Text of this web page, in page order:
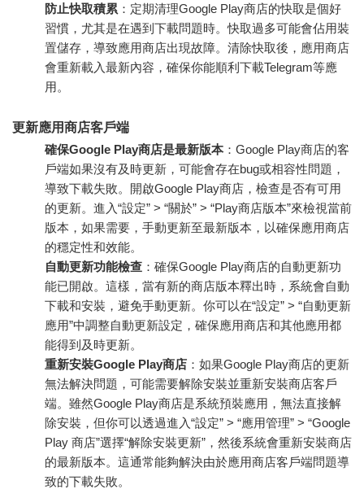
防止快取積累 ：定期清理Google Play商店的快取是個好
習慣，尤其是在遇到下載問題時。快取過多可能會佔用裝
置儲存，導致應用商店出現故障。清除快取後，應用商店
會重新載入最新內容，確保你能順利下載Telegram等應
用。
更新應用商店客戶端
確保Google Play商店是最新版本：Google Play商店的客
戶端如果沒有及時更新，可能會存在bug或相容性問題，
導致下載失敗。開啟Google Play商店，檢查是否有可用
的更新。進入“設定” > “關於” > “Play商店版本”來檢視當前
版本，如果需要，手動更新至最新版本，以確保應用商店
的穩定性和效能。
自動更新功能檢查 ：確保Google Play商店的自動更新功
能已開啟。這樣，當有新的商店版本釋出時，系統會自動
下載和安裝，避免手動更新。你可以在“設定” > “自動更新
應用”中調整自動更新設定，確保應用商店和其他應用都
能得到及時更新。
重新安裝Google Play商店 ：如果Google Play商店的更新
無法解決問題，可能需要解除安裝並重新安裝商店客戶
端。雖然Google Play商店是系統預裝應用，無法直接解
除安裝，但你可以透過進入“設定” > “應用管理” > “Google
Play 商店”選擇“解除安裝更新”，然後系統會重新安裝商店
的最新版本。這通常能夠解決由於應用商店客戶端問題導
致的下載失敗。